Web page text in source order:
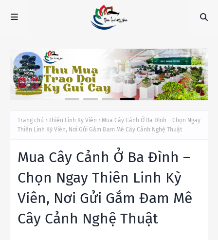
Trang chủ Thiên Linh Kỳ Viên
Mua Cây Cảnh Ở Ba Đình – Chọn Ngay
Thiên Linh Kỳ Viên, Nơi Gửi Gắm Đam Mê Cây Cảnh Nghệ Thuật
Mua Cây Cảnh Ở Ba Đình –
Chọn Ngay Thiên Linh Kỳ
Viên, Nơi Gửi Gắm Đam Mê
Cây Cảnh Nghệ Thuật